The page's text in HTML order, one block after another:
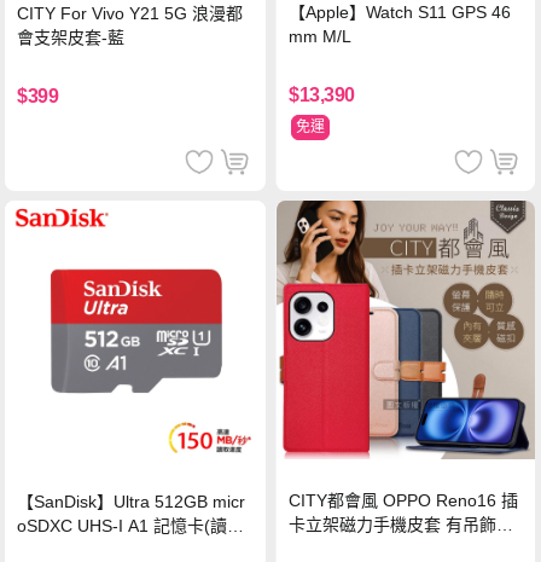
CITY For Vivo Y21 5G 浪漫都
會支架皮套-藍
$399
【Apple】Watch S11 GPS 46
mm M/L
$13,390
免運
【SanDisk】Ultra 512GB micr
oSDXC UHS-I A1 記憶卡(讀取
CITY都會風 OPPO Reno16 插
卡立架磁力手機皮套 有吊飾孔